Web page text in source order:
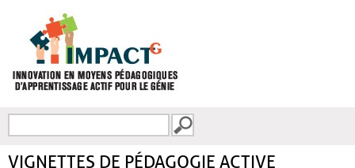
FORMULAIRE DE
VIGNETTES DE PÉDAGOGIE ACTIVE